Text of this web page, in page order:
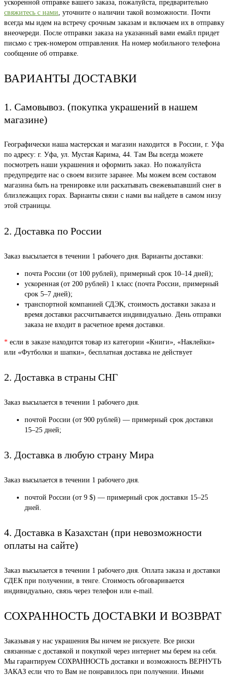
ускоренной отправке вашего заказа, пожалуйста, предварительно
свяжитесь с нами, уточните о наличии такой возможности. Почти
всегда мы идем на встречу срочным заказам и включаем их в отправку
внеочереди. После отправки заказа на указанный вами емайл придет
письмо с трек-номером отправления. На номер мобильного телефона
сообщение об отправке.
ВАРИАНТЫ ДОСТАВКИ
1. Самовывоз. (покупка украшений в нашем
магазине)
Географически наша мастерская и магазин находится в России, г. Уфа
по адресу: г. Уфа, ул. Мустая Карима, 44. Там Вы всегда можете
посмотреть наши украшения и оформить заказ. Но пожалуйста
предупредите нас о своем визите заранее. Мы можем всем составом
магазина быть на тренировке или раскатывать свежевыпавший снег в
близлежащих горах. Варианты связи с нами вы найдете в самом низу
этой страницы.
2. Доставка по России
Заказ высылается в течении 1 рабочего дня. Варианты доставки:
почта России (от 100 рублей), примерный срок 10–14 дней);
ускоренная (от 200 рублей) 1 класс (почта России, примерный
срок 5–7 дней);
транспортной компанией СДЭК, стоимость доставки заказа и
время доставки рассчитывается индивидуально. День отправки
заказа не входит в расчетное время доставки.
* если в заказе находится товар из категории «Книги», «Наклейки»
или «Футболки и шапки», бесплатная доставка не действует
2. Доставка в страны СНГ
Заказ высылается в течении 1 рабочего дня.
почтой России (от 900 рублей) — примерный срок доставки
15–25 дней;
3. Доставка в любую страну Мира
Заказ высылается в течении 1 рабочего дня.
почтой России (от 9 $) — примерный срок доставки 15–25
дней.
4. Доставка в Казахстан (при невозможности
оплаты на сайте)
Заказ высылается в течении 1 рабочего дня. Оплата заказа и доставки
СДЕК при получении, в тенге. Стоимость обговаривается
индивидуально, связь через телефон или e-mail.
СОХРАННОСТЬ ДОСТАВКИ И ВОЗВРАТ
Заказывая у нас украшения Вы ничем не рискуете. Все риски
связанные с доставкой и покупкой через интернет мы берем на себя.
Мы гарантируем СОХРАННОСТЬ доставки и возможность ВЕРНУТЬ
ЗАКАЗ если что то Вам не понравилось при получении. Иными